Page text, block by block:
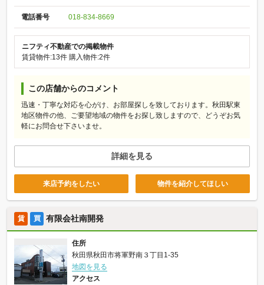
電話番号 018-834-8669
ニフティ不動産での掲載物件
賃貸物件:13件 購入物件:2件
この店舗からのコメント
迅速・丁寧な対応を心がけ、お部屋探しを致しております。秋田駅東
地区物件の他、ご要望地域の物件をお探し致しますので、どうぞお気
軽にお問合せ下さいませ。
詳細を見る
来店予約をしたい 物件を紹介してほしい
賃 買 有限会社南開発
住所
秋田県秋田市将軍野南３丁目1-35
地図を見る
アクセス